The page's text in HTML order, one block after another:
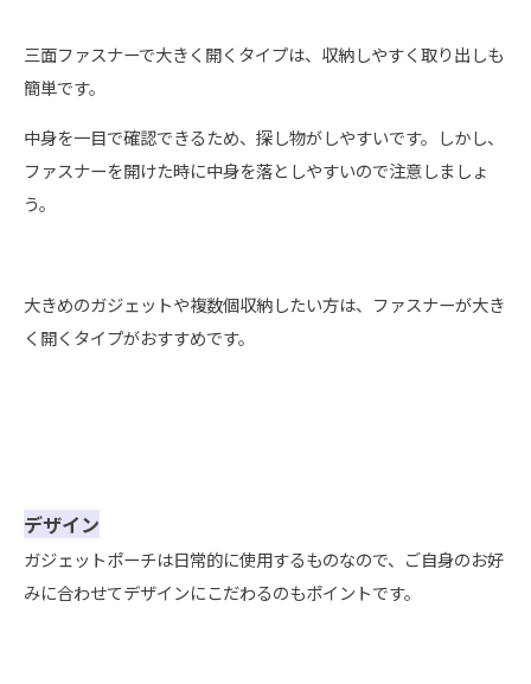
三面ファスナーで大きく開くタイプは、収納しやすく取り出しも
簡単です。
中身を一目で確認できるため、探し物がしやすいです。しかし、
ファスナーを開けた時に中身を落としやすいので注意しましょ
う。
大きめのガジェットや複数個収納したい方は、ファスナーが大き
く開くタイプがおすすめです。
デザイン
ガジェットポーチは日常的に使用するものなので、ご自身のお好
みに合わせてデザインにこだわるのもポイントです。